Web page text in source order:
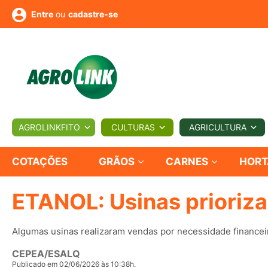
BIOLÓGICOS COTAÇÕES NOTÍCIAS
Conversor Colunistas Eventos
Vídeos
Entre ou cadastre-se
AGROLINKFITO CULTURAS AGRICULTURA
COTAÇÕES GRÃOS CARNES
ETANOL: Usinas
Algumas usinas realizaram vendas por necessidade
CEPEA/ESALQ
Publicado em 02/06/2026 às 10:38h.